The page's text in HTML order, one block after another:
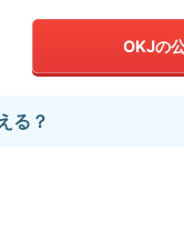
OKJの
る？